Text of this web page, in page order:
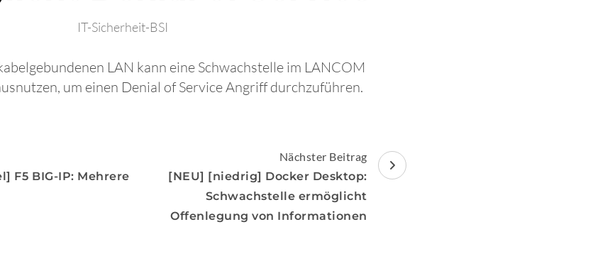
IT-Sicherheit-BSI
LAN kann eine Schwachstelle im LANCOM
um einen Denial of Service Angriff durchzuführen.
F5 BIG-IP: Mehrere
Nächster Beitrag
[NEU] [niedrig] Docker Desktop:
Schwachstelle ermöglicht
Offenlegung von Informationen